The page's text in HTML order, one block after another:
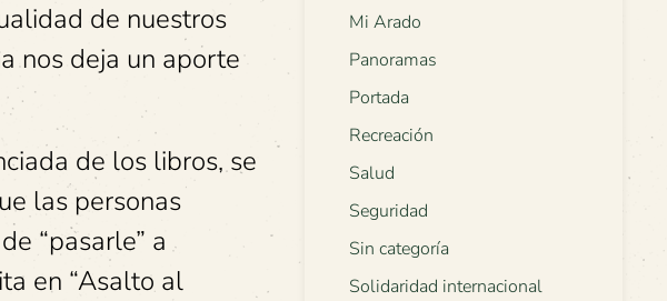
de nuestros
nos deja un aporte
de los libros, se
las personas
“pasarle” a
en “Asalto al
Mi Arado
Panoramas
Portada
Recreación
Salud
Seguridad
Sin categoría
Solidaridad internacional